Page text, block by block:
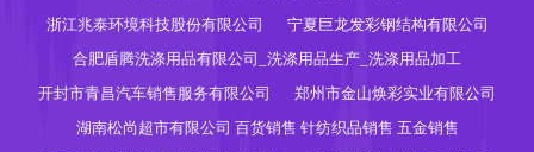
浙江兆泰环境科技股份有限公司
宁夏巨龙发彩钢结构有限公司
合肥盾腾洗涤用品有限公司_洗涤用品生产_洗涤用品加工
开封市青昌汽车销售服务有限公司
郑州市金山焕彩实业有限公司
湖南松尚超市有限公司 百货销售 针纺织品销售 五金销售